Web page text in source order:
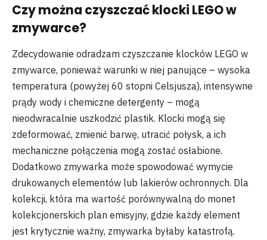
Czy można czyszczać klocki LEGO w
zmywarce?
Zdecydowanie odradzam czyszczanie klocków LEGO w
zmywarce, ponieważ warunki w niej panujące – wysoka
temperatura (powyżej 60 stopni Celsjusza), intensywne
prądy wody i chemiczne detergenty – mogą
nieodwracalnie uszkodzić plastik. Klocki mogą się
zdeformować, zmienić barwę, utracić połysk, a ich
mechaniczne połączenia mogą zostać osłabione.
Dodatkowo zmywarka może spowodować wymycie
drukowanych elementów lub lakierów ochronnych. Dla
kolekcji, która ma wartość porównywalną do monet
kolekcjonerskich plan emisyjny, gdzie każdy element
jest krytycznie ważny, zmywarka byłaby katastrofą.